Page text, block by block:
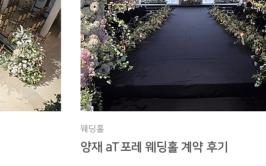
웨딩홀
양재 aT포레 웨딩홀 계약 후기